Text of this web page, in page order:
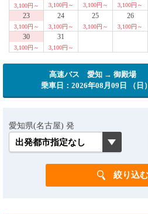
3,100円～ 3,100円～ 3,100円～ 3,100円～
23
3,100円～
24
3,100円～
25
3,100円～
26
3,100円～
30
3,100円～
31
3,100円～
高速バス 愛知 → 御殿場
乗車日：2026年08月09日 （日）
愛知県(名古屋) 発